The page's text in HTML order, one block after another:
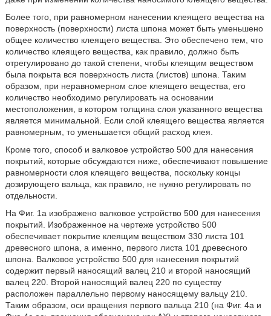
Более того, при равномерном нанесении клеящего вещества на
поверхность (поверхности) листа шпона может быть уменьшено
общее количество клеящего вещества. Это обеспечено тем, что
количество клеящего вещества, как правило, должно быть
отрегулировано до такой степени, чтобы клеящим веществом
была покрыта вся поверхность листа (листов) шпона. Таким
образом, при неравномерном слое клеящего вещества, его
количество необходимо регулировать на основании
местоположения, в котором толщина слоя указанного вещества
является минимальной. Если слой клеящего вещества является
равномерным, то уменьшается общий расход клея.
Кроме того, способ и валковое устройство 500 для нанесения
покрытий, которые обсуждаются ниже, обеспечивают повышение
равномерности слоя клеящего вещества, поскольку концы
дозирующего вальца, как правило, не нужно регулировать по
отдельности.
На Фиг. 1а изображено валковое устройство 500 для нанесения
покрытий. Изображенное на чертеже устройство 500
обеспечивает покрытие клеящим веществом 330 листа 101
древесного шпона, а именно, первого листа 101 древесного
шпона. Валковое устройство 500 для нанесения покрытий
содержит первый наносящий валец 210 и второй наносящий
валец 220. Второй наносящий валец 220 по существу
расположен параллельно первому наносящему вальцу 210.
Таким образом, оси вращения первого вальца 210 (на Фиг. 4а и